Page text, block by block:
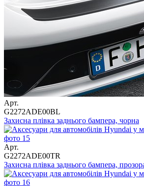
Арт.
G2272ADE00BL
Захисна плівка заднього бампера, чорна
Арт.
G2272ADE00TR
Захисна плівка заднього бампера,